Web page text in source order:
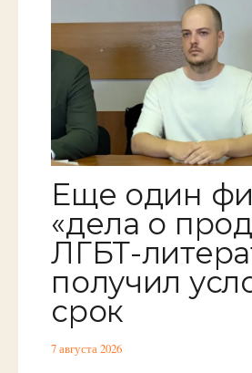
Еще один
«дела о
ЛГБТ-
получил
срок
7 августа 2026